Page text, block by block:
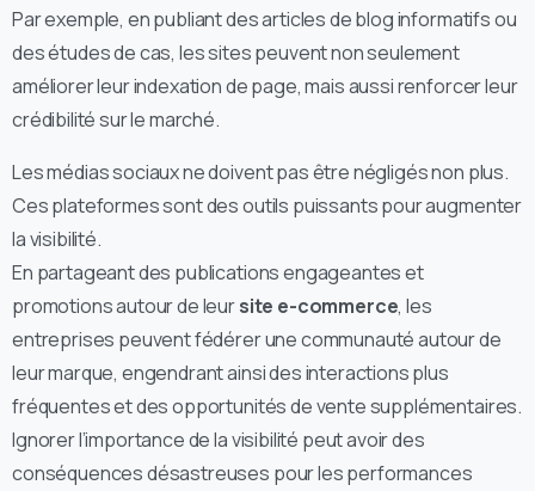
Par exemple, en publiant des articles de blog informatifs ou
des études de cas, les sites peuvent non seulement
améliorer leur indexation de page, mais aussi renforcer leur
crédibilité sur le marché.
Les médias sociaux ne doivent pas être négligés non plus.
Ces plateformes sont des outils puissants pour augmenter
la visibilité.
En partageant des publications engageantes et
promotions autour de leursite e-commerce, les
entreprises peuvent fédérer une communauté autour de
leur marque, engendrant ainsi des interactions plus
fréquentes et des opportunités de vente supplémentaires.
Ignorer l’importance de la visibilité peut avoir des
conséquences désastreuses pour les performances